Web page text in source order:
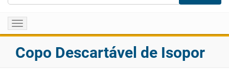
Toggle
navigation
Copo Descartável de Isopor